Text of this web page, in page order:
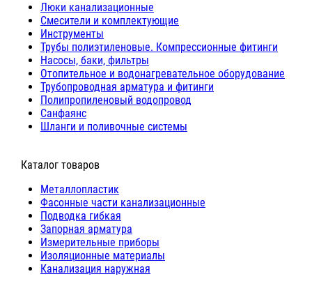
Люки канализационные
Cмесители и комплектующие
Инструменты
Трубы полиэтиленовые. Компрессионные фитинги
Насосы, баки, фильтры
Отопительное и водонагревательное оборудование
Трубопроводная арматура и фитинги
Полипропиленовый водопровод
Санфаянс
Шланги и поливочные системы
⠀Каталог товаров
Металлопластик
Фасонные части канализационные
Подводка гибкая
Запорная арматура
Измерительные приборы
Изоляционные материалы
Канализация наружная